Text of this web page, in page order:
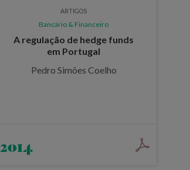
ARTIGOS
Bancário & Financeiro
A regulação de hedge funds
em Portugal
Pedro Simões Coelho
2014